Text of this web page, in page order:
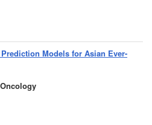
Models for Asian Ever-